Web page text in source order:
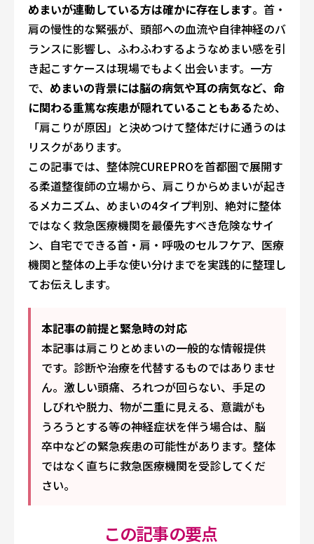
めまいが連動している方は確かに存在します。首・
肩の慢性的な緊張が、頭部への血流や自律神経のバ
ランスに影響し、ふわふわするようなめまい感を引
き起こすケースは現場でもよく出会います。一方
で、 めまいの背景には脳の病気や耳の病気など、命
に関わる重篤な疾患が隠れていることもあるため、
「肩こりが原因」と決めつけて整体だけに通うのは
リスクがあります。
この記事では、整体院CUREPROを首都圏で展開す
る柔道整復師の立場から、肩こりからめまいが起き
るメカニズム、めまいの4タイプ判別、絶対に整体
ではなく救急医療機関を最優先すべき危険なサイ
ン、自宅でできる首・肩・呼吸のセルフケア、医療
機関と整体の上手な使い分けまでを実践的に整理し
てお伝えします。
本記事の前提と緊急時の対応
本記事は肩こりとめまいの一般的な情報提供
です。診断や治療を代替するものではありませ
ん。激しい頭痛、ろれつが回らない、手足の
しびれや脱力、物が二重に見える、意識がも
うろうとする等の神経症状を伴う場合は、脳
卒中などの緊急疾患の可能性があります。整体
ではなく直ちに救急医療機関を受診してくだ
さい。
この記事の要点